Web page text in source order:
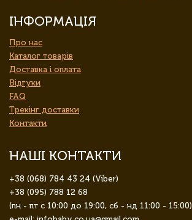
ІНФОРМАЦІЯ
Про нас
Каталог товарів
Доставка і оплата
Відгуки
FAQ
Трекінг доставки
Контакти
НАШІ КОНТАКТИ
+38 (068) 784 43 24 (Viber)
+38 (095) 788 12 68
(пн - пт с 10:00 до 19:00, сб - нд 11:00 - 15:00)